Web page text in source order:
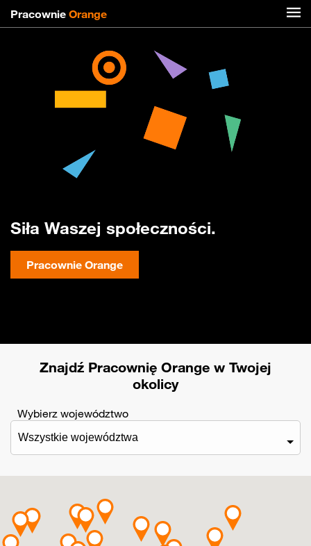
Pracownie Orange
Siła Waszej społeczności.
Pracownie Orange
Znajdź Pracownię Orange w Twojej
okolicy
Wybierz województwo